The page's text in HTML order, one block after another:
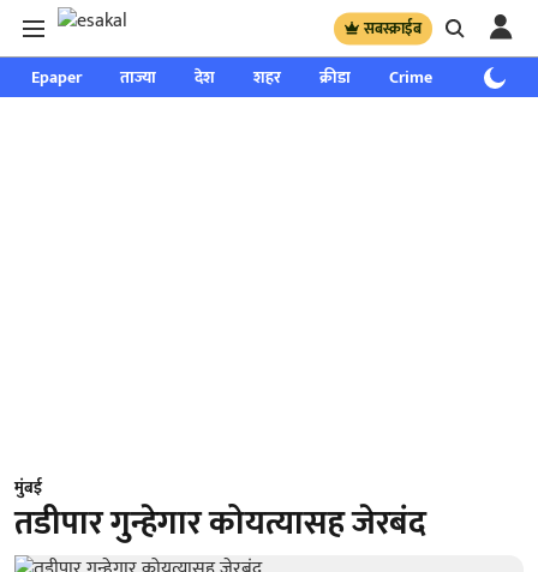
सबस्क्राईब
Epaper ताज्या देश शहर क्रीडा Crime साप्ताहिक
मुंबई
तडीपार गुन्हेगार कोयत्यासह जेरबंद